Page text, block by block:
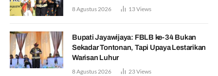
8 Agustus 2026 13Views
Bupati Jayawijaya: FBLB ke-34 Bukan
Sekadar Tontonan, Tapi Upaya Lestarikan
Warisan Luhur
8 Agustus 2026 23Views